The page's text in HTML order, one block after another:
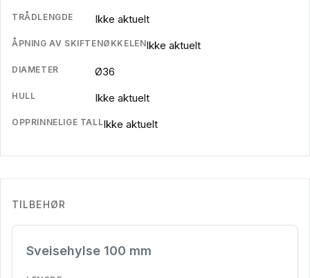
TRÅDLENGDE Ikke aktuelt
ÅPNING AV SKIFTENØKKELENIkke aktuelt
DIAMETER Ø36
HULL Ikke aktuelt
OPPRINNELIGE TALLIkke aktuelt
TILBEHØR
Sveisehylse 100 mm